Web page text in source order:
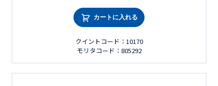
カートに入れる
クイントコード：10170
モリタコード：805292